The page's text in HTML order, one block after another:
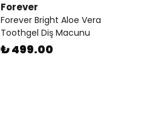
Forever
Forever Bright Aloe Vera
Toothgel Diş Macunu
₺ 499.00